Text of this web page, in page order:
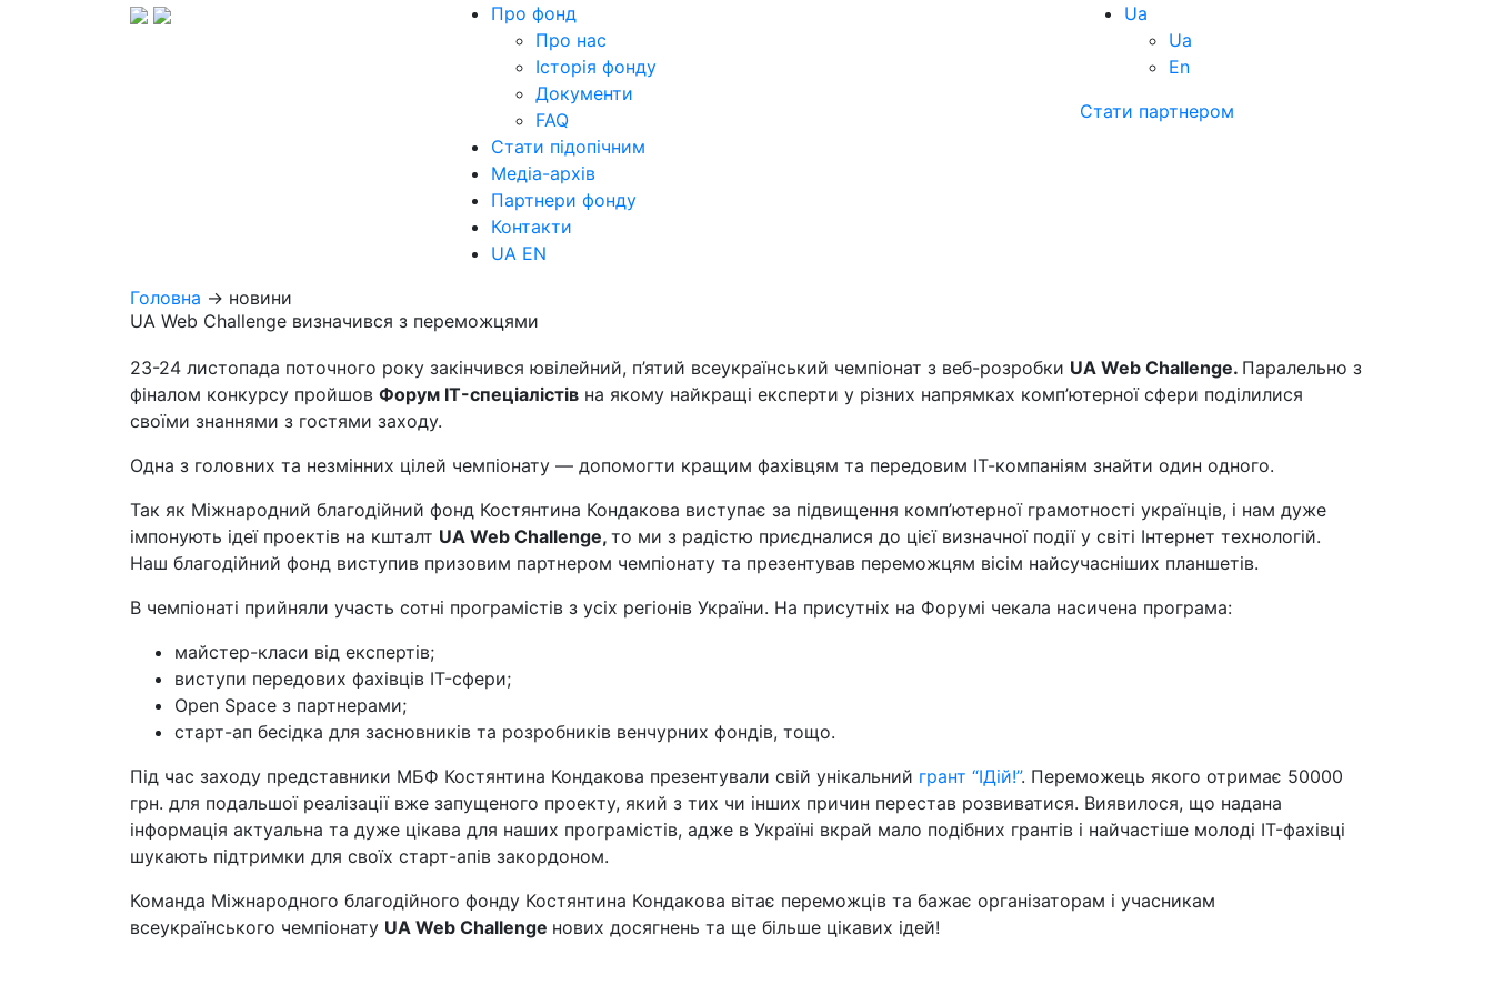
Про фонд
Про нас
Історія фонду
Документи
FAQ
Стати підопічним
Медіа-архів
Партнери фонду
Контакти
UA EN
Ua
Ua
En
Стати партнером
Головна → новини
UA Web Challenge визначився з переможцями
23-24 листопада поточного року закінчився ювілейний, п’ятий всеукраїнський чемпіонат з веб-розробки UA Web Challenge. Паралельно з
фіналом конкурсу пройшов Форум IT-спеціалістів на якому найкращі експерти у різних напрямках комп’ютерної сфери поділилися
своїми знаннями з гостями заходу.
Одна з головних та незмінних цілей чемпіонату — допомогти кращим фахівцям та передовим ІТ-компаніям знайти один одного.
Так як Міжнародний благодійний фонд Костянтина Кондакова виступає за підвищення комп’ютерної грамотності українців, і нам дуже
імпонують ідеї проектів на кшталт UA Web Challenge, то ми з радістю приєдналися до цієї визначної події у світі Інтернет технологій.
Наш благодійний фонд виступив призовим партнером чемпіонату та презентував переможцям вісім найсучасніших планшетів.
В чемпіонаті прийняли участь сотні програмістів з усіх регіонів України. На присутніх на Форумі чекала насичена програма:
майстер-класи від експертів;
виступи передових фахівців IT-сфери;
Open Space з партнерами;
старт-ап бесідка для засновників та розробників венчурних фондів, тощо.
Під час заходу представники МБФ Костянтина Кондакова презентували свій унікальний грант “ІДій!”. Переможець якого отримає 50000
грн. для подальшої реалізації вже запущеного проекту, який з тих чи інших причин перестав розвиватися. Виявилося, що надана
інформація актуальна та дуже цікава для наших програмістів, адже в Україні вкрай мало подібних грантів і найчастіше молоді IT-фахівці
шукають підтримки для своїх старт-апів закордоном.
Команда Міжнародного благодійного фонду Костянтина Кондакова вітає переможців та бажає організаторам і учасникам
всеукраїнського чемпіонату UA Web Challenge нових досягнень та ще більше цікавих ідей!